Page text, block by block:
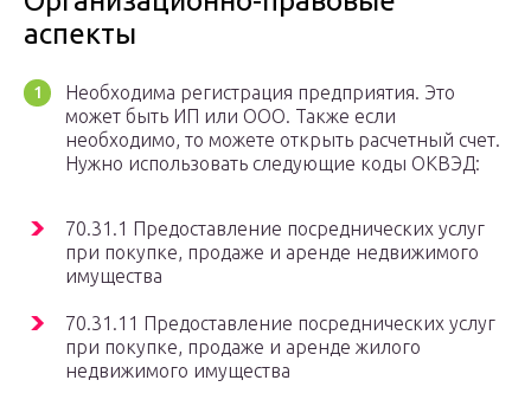
аспекты
Необходима регистрация предприятия. Это
может быть ИП или ООО. Также если
необходимо, то можете открыть расчетный счет.
Нужно использовать следующие коды ОКВЭД:
70.31.1 Предоставление посреднических услуг
при покупке, продаже и аренде недвижимого
имущества
70.31.11 Предоставление посреднических услуг
при покупке, продаже и аренде жилого
недвижимого имущества